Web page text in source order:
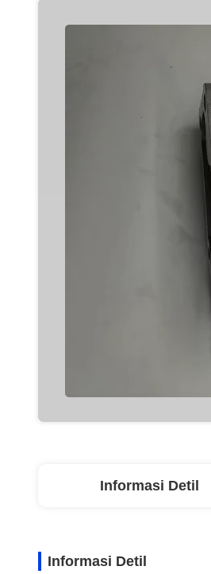
Informasi Detil
Informasi Detil